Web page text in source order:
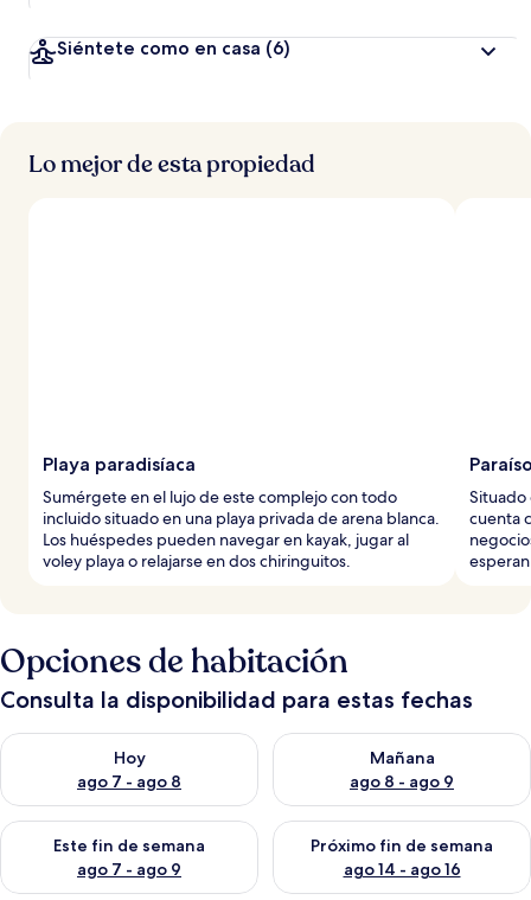
Siéntete como en casa (6)
Lo mejor de esta propiedad
Playa paradisíaca
Sumérgete en el lujo de este complejo con todo
incluido situado en una playa privada de arena blanca.
Los huéspedes pueden navegar en kayak, jugar al
voley playa o relajarse en dos chiringuitos.
Situado
cuenta
Opciones de habitación
Consulta la disponibilidad para estas fechas
Hoy
ago 7 - ago 8
Consulta la disponibilidad para hoy ago 7 - ago 8
Mañana
ago 8 - ago 9
Consulta la disponibilidad
Este fin de semana
ago 7 - ago 9
Consulta la disponibilidad para este fin de semana ago 7 -
Próximo fin de semana
ago 14 - ago 16
Consulta la disponibilidad